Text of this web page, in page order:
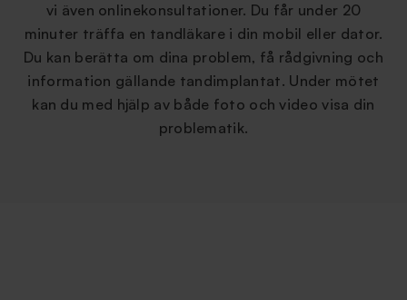
vi även onlinekonsultationer. Du får under 20
minuter träffa en tandläkare i din mobil eller dator.
Du kan berätta om dina problem, få rådgivning och
information gällande tandimplantat. Under mötet
kan du med hjälp av både foto och video visa din
problematik.